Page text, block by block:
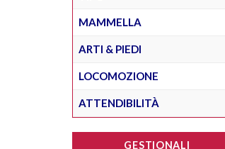
MAMMELLA
ARTI & PIEDI
LOCOMOZIONE
ATTENDIBILITÀ
GESTIONALI